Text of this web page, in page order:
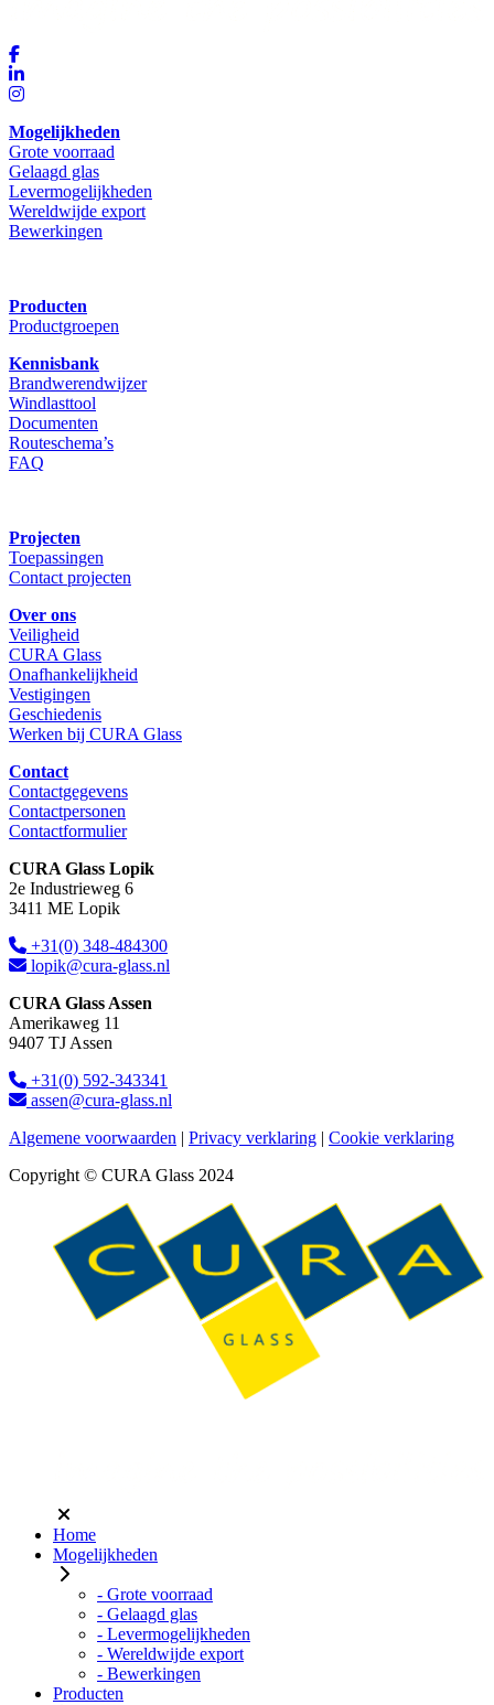
Mogelijkheden
Grote voorraad
Gelaagd glas
Levermogelijkheden
Wereldwijde export
Bewerkingen
Producten
Productgroepen
Kennisbank
Brandwerendwijzer
Windlasttool
Documenten
Routeschema’s
FAQ
Projecten
Toepassingen
Contact projecten
Over ons
Veiligheid
CURA Glass
Onafhankelijkheid
Vestigingen
Geschiedenis
Werken bij CURA Glass
Contact
Contactgegevens
Contactpersonen
Contactformulier
CURA Glass Lopik
2e Industrieweg 6
3411 ME Lopik
+31(0) 348-484300
lopik@cura-glass.nl
CURA Glass Assen
Amerikaweg 11
9407 TJ Assen
+31(0) 592-343341
assen@cura-glass.nl
Algemene voorwaarden | Privacy verklaring | Cookie verklaring
Copyright © CURA Glass 2024
Home
Mogelijkheden
- Grote voorraad
- Gelaagd glas
- Levermogelijkheden
- Wereldwijde export
- Bewerkingen
Producten